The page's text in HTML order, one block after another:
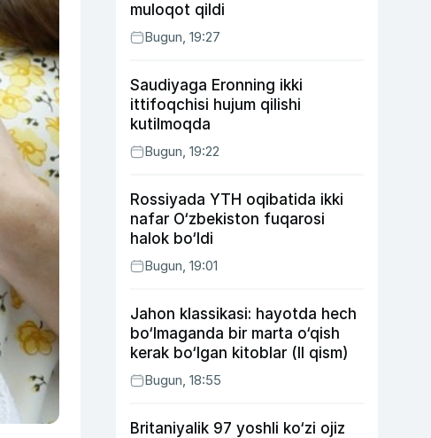
muloqot qildi
Bugun, 19:27
Saudiyaga Eronning ikki
ittifoqchisi hujum qilishi
kutilmoqda
Bugun, 19:22
Rossiyada YTH oqibatida ikki
nafar O‘zbekiston fuqarosi
halok bo‘ldi
Bugun, 19:01
Jahon klassikasi: hayotda hech
bo‘lmaganda bir marta o‘qish
kerak bo‘lgan kitoblar (II qism)
Bugun, 18:55
Britaniyalik 97 yoshli ko‘zi ojiz